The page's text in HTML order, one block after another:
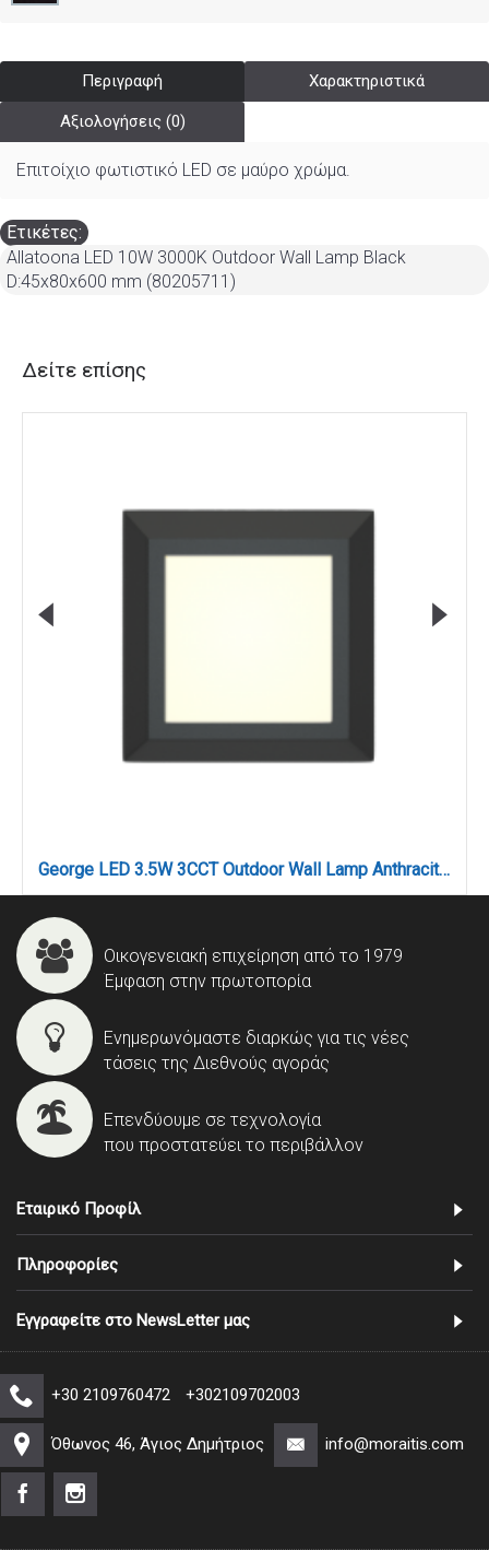
Περιγραφή Χαρακτηριστικά
Αξιολογήσεις (0)
Επιτοίχιο φωτιστικό LED σε μαύρο χρώμα.
Ετικέτες:
Allatoona LED 10W 3000K Outdoor Wall Lamp Black
D:45x80x600 mm (80205711)
Δείτε επίσης
George LED 3.5W 3CCT Outdoor Wall Lamp Anthracite D:12.4cmx12.4cm (80201540)
Οικογενειακή επιχείρηση από το 1979
Έμφαση στην πρωτοπορία
Ενημερωνόμαστε διαρκώς για τις νέες
τάσεις της Διεθνούς αγοράς
Επενδύουμε σε τεχνολογία
που προστατεύει το περιβάλλον
Εταιρικό Προφίλ
Πληροφορίες
Εγγραφείτε στο NewsLetter μας
+30 2109760472 +302109702003
Όθωνος 46, Άγιος Δημήτριος info@moraitis.com